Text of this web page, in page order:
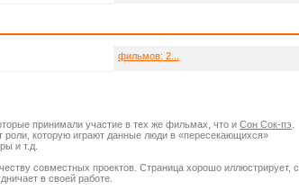
фильмов: 2...
принимали участие в тех же фильмах, что и Сон Сок-пэ
роли, которую играют данные люди в «пересекающихся»
и т.д.
совместных проектов. Страница хорошо иллюстрирует, с
в своей работе.